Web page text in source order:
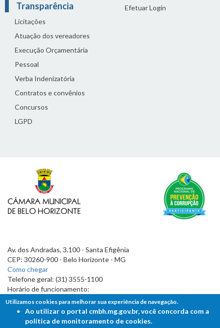
Transparência
Licitações
Atuação dos vereadores
Execução Orçamentária
Pessoal
Verba Indenizatória
Contratos e convênios
Concursos
LGPD
Efetuar Login
Av. dos Andradas, 3.100 - Santa Efigênia
CEP: 30260-900 - Belo Horizonte - MG
Como chegar
Telefone geral: (31) 3555-1100
Horário de funcionamento:
7h às 19h
Utilizamos cookies para melhorar sua experiência de navegação.
Ao utilizar o portal cmbh.mg.gov.br, você concorda com a
política de monitoramento de cookies.